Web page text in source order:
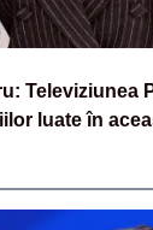
Televiziunea
luate în